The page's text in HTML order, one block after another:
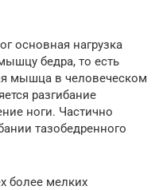
основная нагрузка
бедра, то есть
мышца в человеческом
разгибание
ноги. Частично
тазобедренного
более мелких